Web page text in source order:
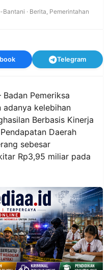
Bantani · Berita, Pemerintahan
Telegram
Badan Pemeriksa
adanya kelebihan
Berbasis Kinerja
Daerah
sebesar
Rp3,95 miliar pada